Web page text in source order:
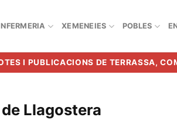
XEMENEIES POBLES
I PUBLICACIONS DE TERRASSA,
Llagostera